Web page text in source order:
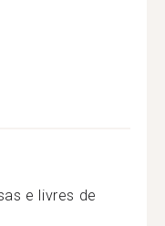
e livres de